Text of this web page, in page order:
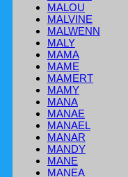
MALOU
MALVINE
MALWENN
MALY
MAMA
MAME
MAMERT
MAMY
MANA
MANAE
MANAEL
MANAR
MANDY
MANE
MANEA